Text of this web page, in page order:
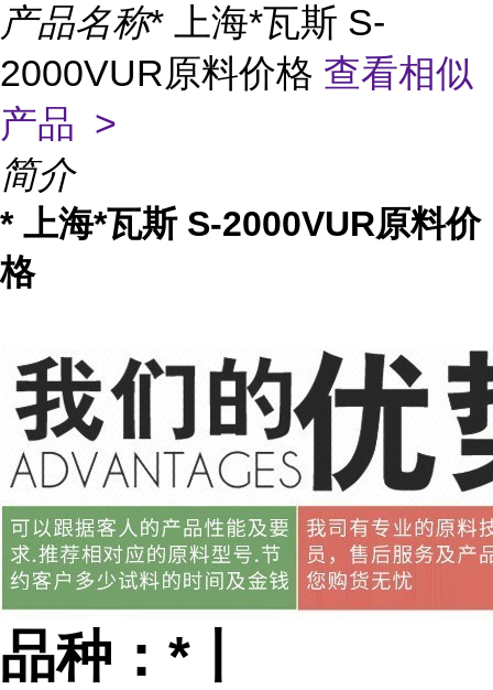
产品名称* 上海*瓦斯 S-
2000VUR原料价格 查看相似
产品 >
简介
* 上海*瓦斯 S-2000VUR原料价
格
品种：*丨